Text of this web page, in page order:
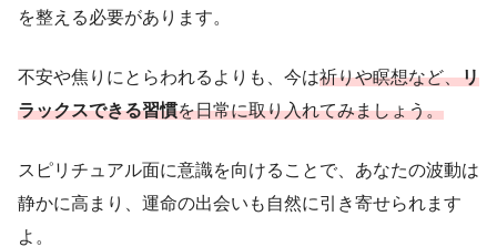
を整える必要があります。
不安や焦りにとらわれるよりも、今は祈りや瞑想など、リ
ラックスできる習慣を日常に取り入れてみましょう。
スピリチュアル面に意識を向けることで、あなたの波動は
静かに高まり、運命の出会いも自然に引き寄せられます
よ。